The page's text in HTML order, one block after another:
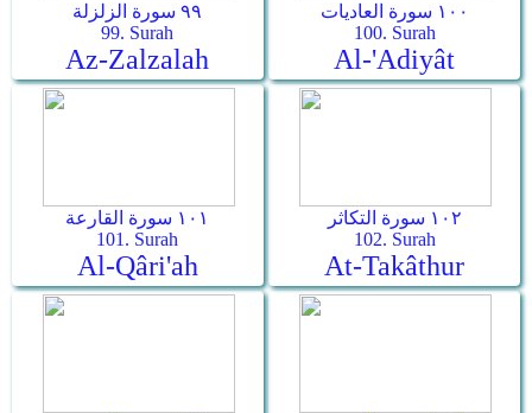
٩٩ سورة الزلزلة
99. Surah
Az-Zalzalah
١٠٠ سورة العاديات
100. Surah
Al-'Adiyât
١٠١ سورة القارعة
101. Surah
Al-Qâri'ah
١٠٢ سورة التكاثر
102. Surah
At-Takâthur